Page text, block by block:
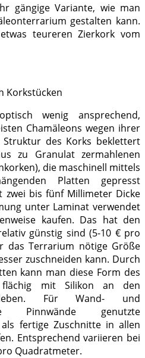
gängige Variante, wie man
gestalten kann.
teureren Zierkork vom
Korkstücken
wenig ansprechend,
Chamäleons wegen ihrer
des Korks beklettert
zu Granulat zermahlenen
die maschinell mittels
Platten gepresst
zwei bis fünf Millimeter Dicke
unter Laminat verwendet
kaufen. Das hat den
günstig sind (5-10 € pro
das Terrarium nötige Größe
zuschneiden kann. Durch
kann man diese Form des
flächig mit Silikon an den
Für Wand- und
Pinnwände genutzte
fertige Zuschnitte in allen
Entsprechend variieren bei
Quadratmeter.